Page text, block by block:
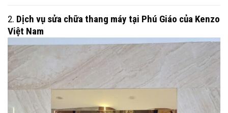
2. Dịch vụ sửa chữa thang máy tại Phú Giáo của Kenzo
Việt Nam